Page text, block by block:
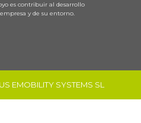
es contribuir al desarrollo
y de su entorno.
EMOBILITY SYSTEMS SL